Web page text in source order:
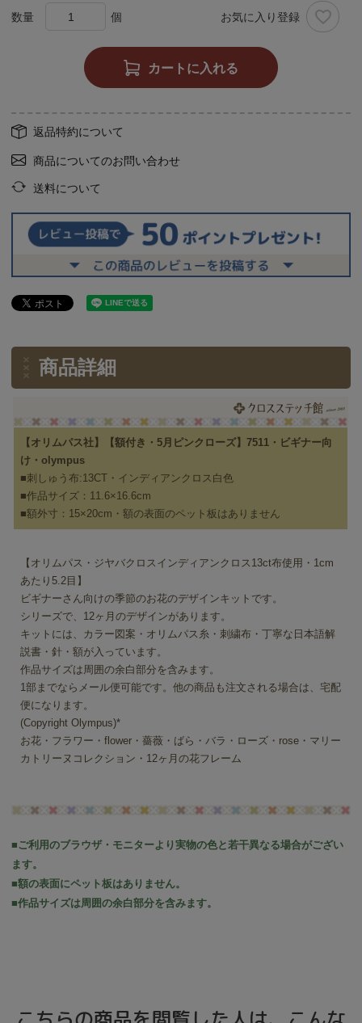
お気に入り登録
カートに入れる
返品特約について
商品についてのお問い合わせ
送料について
商品詳細
【オリムパス社】【額付き・5月ピンクローズ】7511・ビギナー向
け・olympus
■刺しゅう布:13CT・インディアンクロス白色
■作品サイズ：11.6×16.6cm
■額外寸：15×20cm・額の表面のペット板はありません
【オリムパス・ジヤバクロスインディアンクロス13ct布使用・1cm
あたり5.2目】
ビギナーさん向けの季節のお花のデザインキットです。
シリーズで、12ヶ月のデザインがあります。
キットには、カラー図案・オリムパス糸・刺繍布・丁寧な日本語解
説書・針・額が入っています。
作品サイズは周囲の余白部分を含みます。
1部までならメール便可能です。他の商品も注文される場合は、宅配
便になります。
(Copyright Olympus)*
お花・フラワー・flower・薔薇・ばら・バラ・ローズ・rose・マリー
カトリーヌコレクション・12ヶ月の花フレーム
■ご利用のブラウザ・モニターより実物の色と若干異なる場合がござい
ます。
■額の表面にペット板はありません。
■作品サイズは周囲の余白部分を含みます。